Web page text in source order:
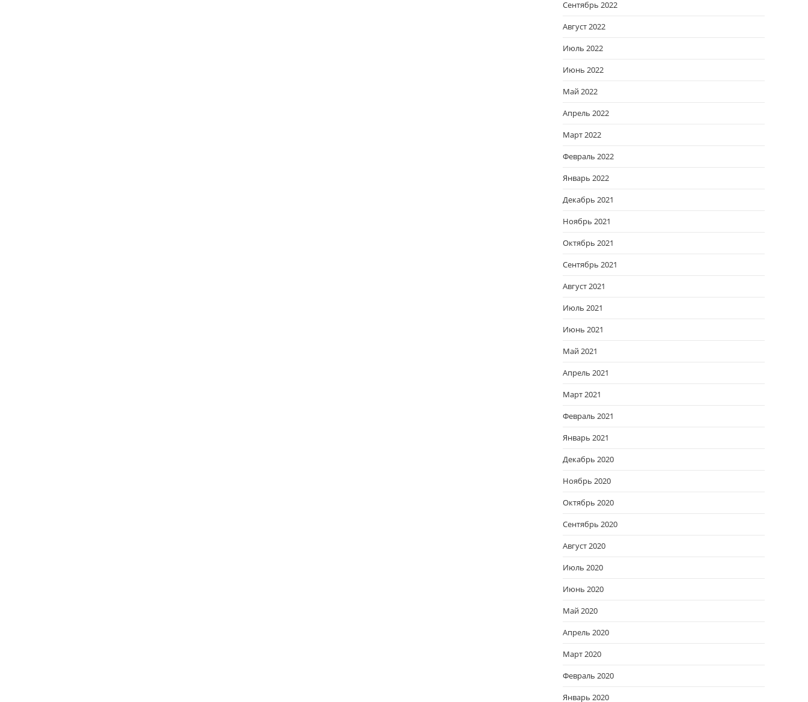
Сентябрь 2022
Август 2022
Июль 2022
Июнь 2022
Май 2022
Апрель 2022
Март 2022
Февраль 2022
Январь 2022
Декабрь 2021
Ноябрь 2021
Октябрь 2021
Сентябрь 2021
Август 2021
Июль 2021
Июнь 2021
Май 2021
Апрель 2021
Март 2021
Февраль 2021
Январь 2021
Декабрь 2020
Ноябрь 2020
Октябрь 2020
Сентябрь 2020
Август 2020
Июль 2020
Июнь 2020
Май 2020
Апрель 2020
Март 2020
Февраль 2020
Январь 2020